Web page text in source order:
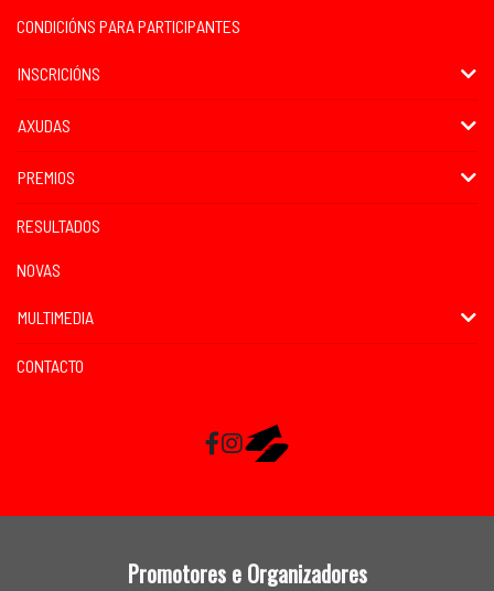
CONDICIÓNS PARA PARTICIPANTES
INSCRICIÓNS
AXUDAS
PREMIOS
RESULTADOS
NOVAS
MULTIMEDIA
CONTACTO
Facebook
InstagramRaceMapp
Promotores e Organizadores